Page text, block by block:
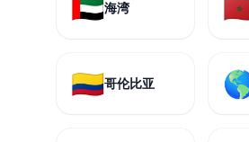
🇦🇪海湾
🇨🇴哥伦比亚